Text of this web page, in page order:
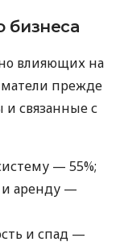
бизнеса
влияющих на
прежде
и связанные с
— 55%;
и аренду —
и спад —